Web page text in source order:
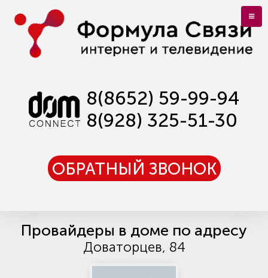
8(8652) 59-99-94
8(928) 325-51-30
ОБРАТНЫЙ ЗВОНОК
Провайдеры в доме по адресу
Доваторцев, 84